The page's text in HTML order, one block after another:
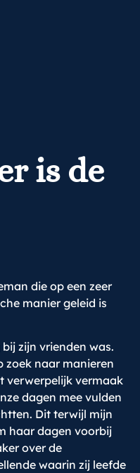
is de
die op een zeer
manier geleid is
zijn vrienden was.
zoek naar manieren
verwerpelijk vermaak
dagen mee vulden
Dit terwijl mijn
haar dagen voorbij
over de
waarin zij leefde